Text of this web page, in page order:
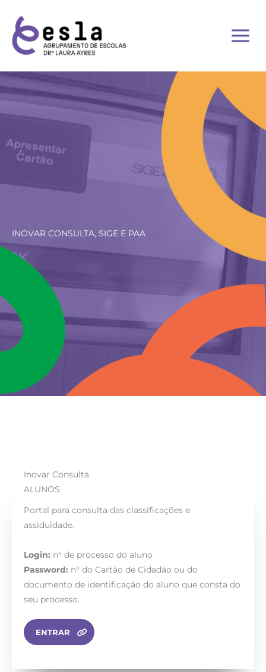
content
INOVAR CONSULTA, SIGE E PAA
Inovar Consulta
ALUNOS
Portal para consulta das classificações e
assiduidade.
Login: n° de processo do aluno
Password: n° do Cartão de Cidadão ou do
documento de identificação do aluno que consta do
seu processo.
ENTRAR